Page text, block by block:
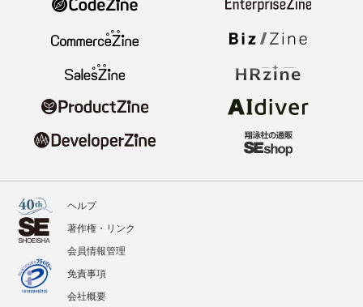
ヘルプ
著作権・リンク
会員情報管理
免責事項
会社概要